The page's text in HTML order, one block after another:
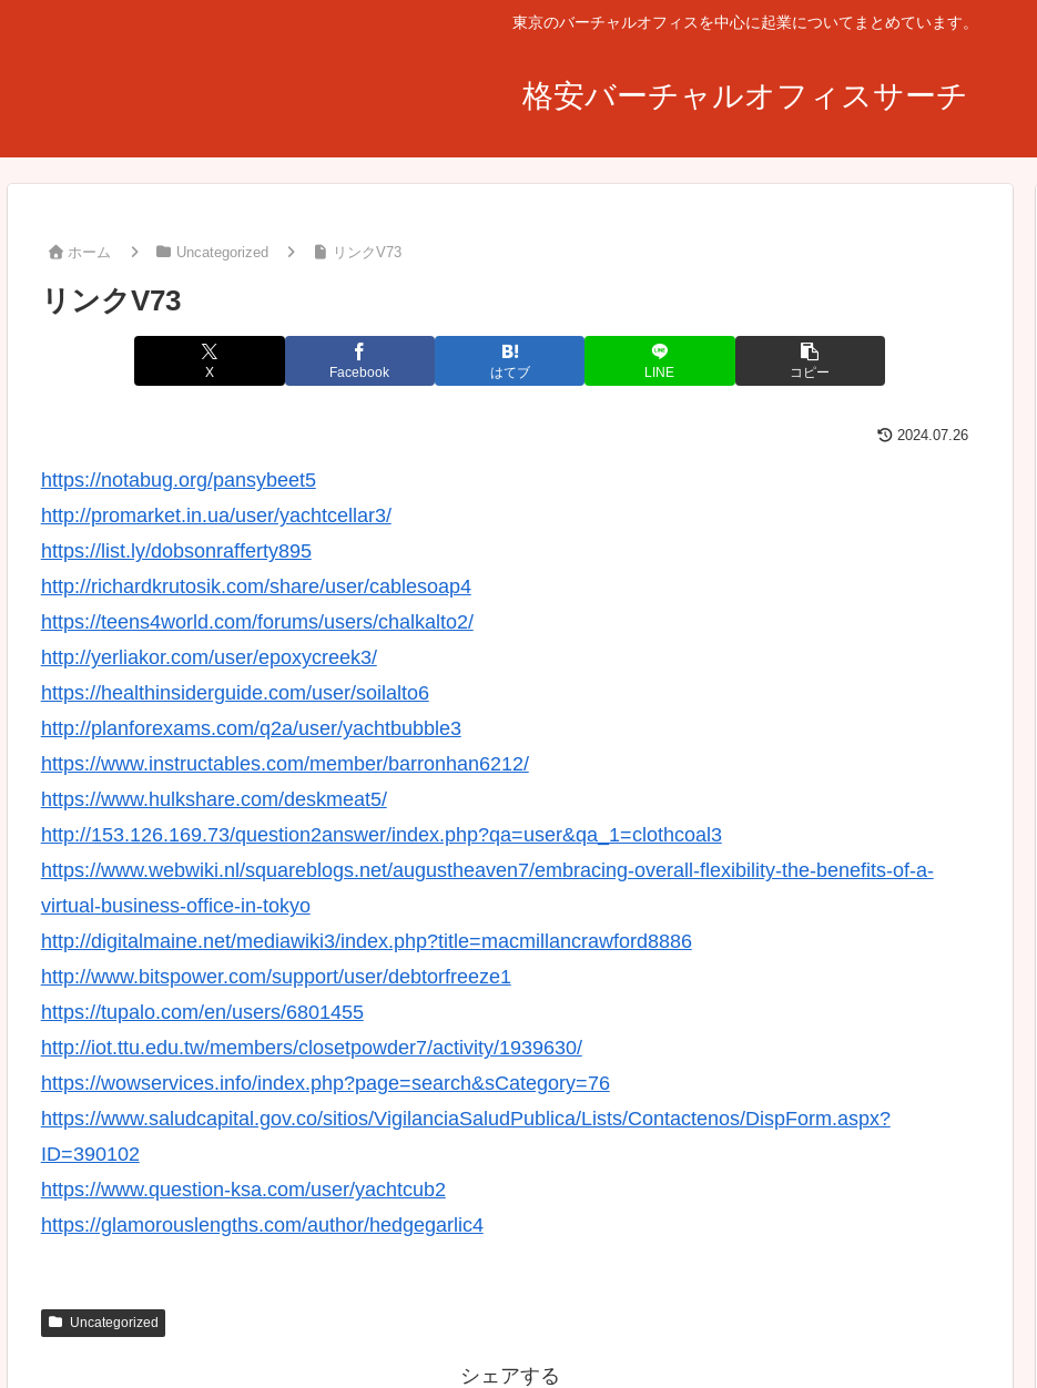
東京のバーチャルオフィスを中心に起業についてまとめています。
格安バーチャルオフィスサーチ
ホーム Uncategorized リンクV73
リンクV73
X Facebook はてブ LINE コピー
2024.07.26
https://notabug.org/pansybeet5
http://promarket.in.ua/user/yachtcellar3/
https://list.ly/dobsonrafferty895
http://richardkrutosik.com/share/user/cablesoap4
https://teens4world.com/forums/users/chalkalto2/
http://yerliakor.com/user/epoxycreek3/
https://healthinsiderguide.com/user/soilalto6
http://planforexams.com/q2a/user/yachtbubble3
https://www.instructables.com/member/barronhan6212/
https://www.hulkshare.com/deskmeat5/
http://153.126.169.73/question2answer/index.php?qa=user&qa_1=clothcoal3
https://www.webwiki.nl/squareblogs.net/augustheaven7/embracing-overall-flexibility-the-benefits-of-a-
virtual-business-office-in-tokyo
http://digitalmaine.net/mediawiki3/index.php?title=macmillancrawford8886
http://www.bitspower.com/support/user/debtorfreeze1
https://tupalo.com/en/users/6801455
http://iot.ttu.edu.tw/members/closetpowder7/activity/1939630/
https://wowservices.info/index.php?page=search&sCategory=76
https://www.saludcapital.gov.co/sitios/VigilanciaSaludPublica/Lists/Contactenos/DispForm.aspx?
ID=390102
https://www.question-ksa.com/user/yachtcub2
https://glamorouslengths.com/author/hedgegarlic4
Uncategorized
シェアする